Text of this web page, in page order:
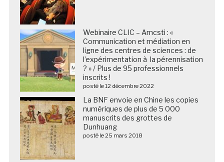
Webinaire CLIC – Amcsti : «
Communication et médiation en
ligne des centres de sciences : de
l’expérimentation à la pérennisation
? » / Plus de 95 professionnels
inscrits !
posté le 12 décembre 2022
La BNF envoie en Chine les copies
numériques de plus de 5 000
manuscrits des grottes de
Dunhuang
posté le 25 mars 2018